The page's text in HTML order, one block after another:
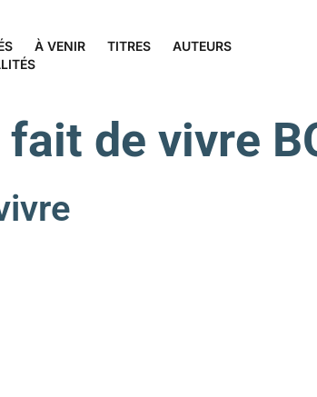
À VENIR TITRES
AUTEURS
de vivre